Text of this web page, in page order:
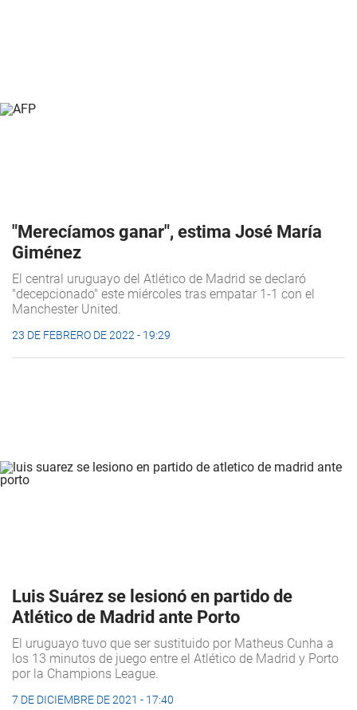
"Merecíamos ganar", estima José María
Giménez
El central uruguayo del Atlético de Madrid se declaró
"decepcionado" este miércoles tras empatar 1-1 con el
Manchester United.
23 DE FEBRERO DE 2022 - 19:29
Luis Suárez se lesionó en partido de
Atlético de Madrid ante Porto
El uruguayo tuvo que ser sustituido por Matheus Cunha a
los 13 minutos de juego entre el Atlético de Madrid y Porto
por la Champions League.
7 DE DICIEMBRE DE 2021 - 17:40